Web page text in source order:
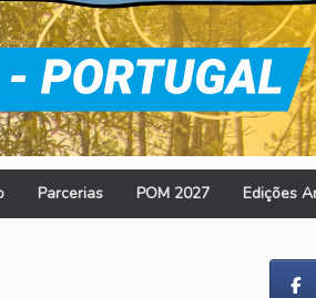
Parcerias POM 2027 Edições